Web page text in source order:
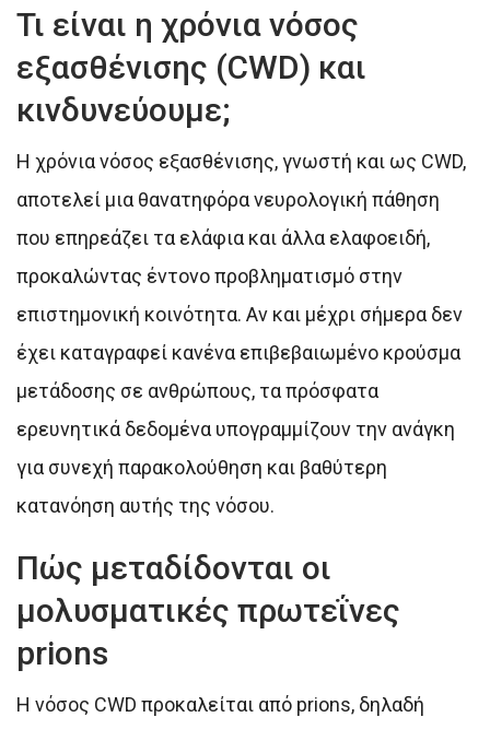
Τι είναι η χρόνια νόσος
εξασθένισης (CWD) και
κινδυνεύουμε;
Η χρόνια νόσος εξασθένισης, γνωστή και ως CWD,
αποτελεί μια θανατηφόρα νευρολογική πάθηση
που επηρεάζει τα ελάφια και άλλα ελαφοειδή,
προκαλώντας έντονο προβληματισμό στην
επιστημονική κοινότητα. Αν και μέχρι σήμερα δεν
έχει καταγραφεί κανένα επιβεβαιωμένο κρούσμα
μετάδοσης σε ανθρώπους, τα πρόσφατα
ερευνητικά δεδομένα υπογραμμίζουν την ανάγκη
για συνεχή παρακολούθηση και βαθύτερη
κατανόηση αυτής της νόσου.
Πώς μεταδίδονται οι
μολυσματικές πρωτεΐνες
prions
Η νόσος CWD προκαλείται από prions, δηλαδή